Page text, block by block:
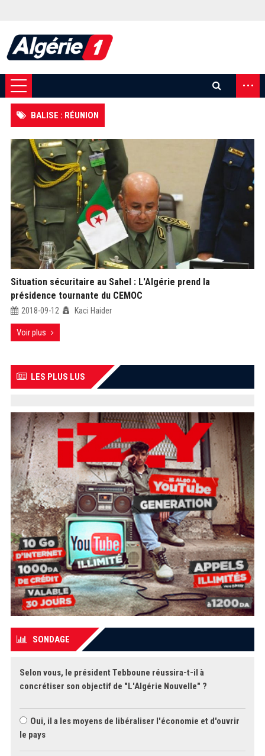
...
BALISE : RÉUNION
Situation sécuritaire au Sahel : L'Algérie prend la
présidence tournante du CEMOC
2018-09-12 Kaci Haider
Voir plus
LES PLUS LUS
SONDAGE
Selon vous, le président Tebboune réussira-t-il à
concrétiser son objectif de "L'Algérie Nouvelle" ?
Oui, il a les moyens de libéraliser l'économie et d'ouvrir
le pays